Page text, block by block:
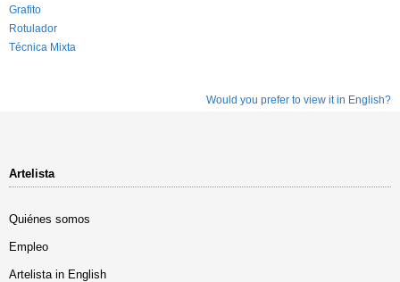
Grafito
Rotulador
Técnica Mixta
Would you prefer to view it in English?
Artelista
Quiénes somos
Empleo
Artelista in English